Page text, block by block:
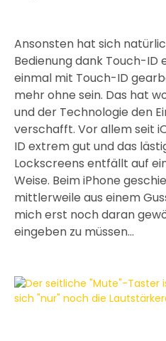
Ansonsten hat sich
Bedienung dank Touch-ID
einmal mit Touch-ID
mehr ohne sein. Das hat
und der Technologie den
verschafft. Vor allem seit
ID extrem gut und das
Lockscreens entfällt auf
Weise. Beim iPhone
mittlerweile aus einem
mich erst noch daran
eingeben zu müssen…